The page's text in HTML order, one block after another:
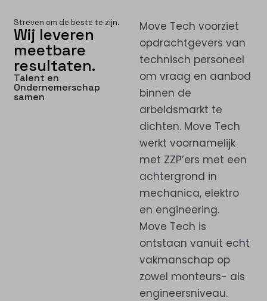
Streven om de beste te zijn.
Wij leveren
meetbare
resultaten.
Talent en
Ondernemerschap
samen
Move Tech voorziet
opdrachtgevers van
technisch personeel
om vraag en aanbod
binnen de
arbeidsmarkt te
dichten. Move Tech
werkt voornamelijk
met ZZP’ers met een
achtergrond in
mechanica, elektro
en engineering.
Move Tech is
ontstaan vanuit echt
vakmanschap op
zowel monteurs- als
engineersniveau.